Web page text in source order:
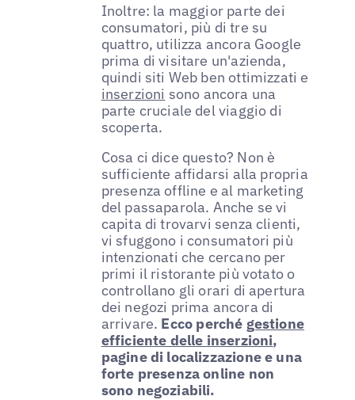
Inoltre: la maggior parte dei
consumatori, più di tre su
quattro, utilizza ancora Google
prima di visitare un'azienda,
quindi siti Web ben ottimizzati e
inserzioni sono ancora una
parte cruciale del viaggio di
scoperta.
Cosa ci dice questo? Non è
sufficiente affidarsi alla propria
presenza offline e al marketing
del passaparola. Anche se vi
capita di trovarvi senza clienti,
vi sfuggono i consumatori più
intenzionati che cercano per
primi il ristorante più votato o
controllano gli orari di apertura
dei negozi prima ancora di
arrivare. Ecco perché gestione
efficiente delle inserzioni,
pagine di localizzazione e una
forte presenza online non
sono negoziabili.